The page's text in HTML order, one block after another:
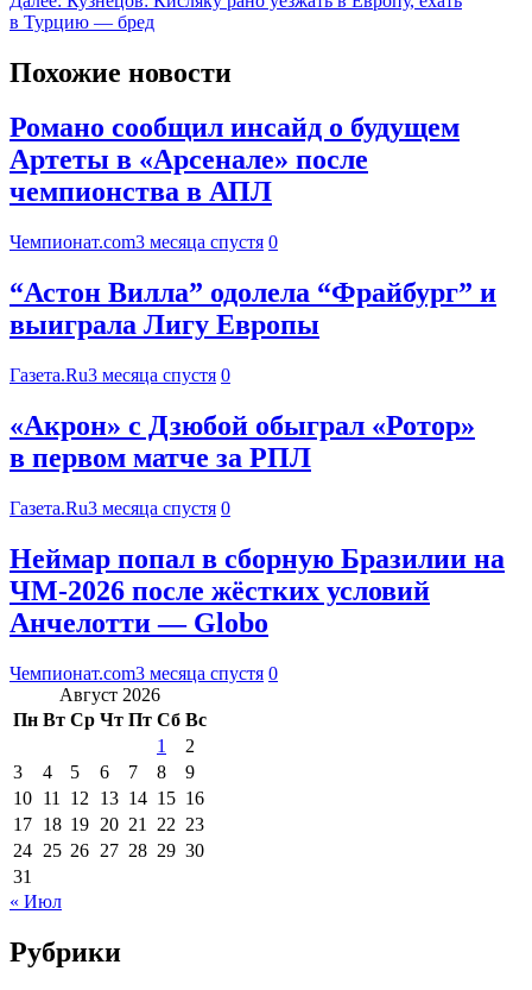
в Турцию — бред
Похожие новости
Романо сообщил инсайд о будущем
Артеты в «Арсенале» после
чемпионства в АПЛ
Чемпионат.com3 месяца спустя 0
“Астон Вилла” одолела “Фрайбург” и
выиграла Лигу Европы
Газета.Ru3 месяца спустя 0
«Акрон» с Дзюбой обыграл «Ротор»
в первом матче за РПЛ
Газета.Ru3 месяца спустя 0
Неймар попал в сборную Бразилии на
ЧМ‑2026 после жёстких условий
Анчелотти — Globo
Чемпионат.com3 месяца спустя 0
Август 2026
Пн Вт Ср Чт Пт Сб Вс
1
2
3
4 5 6 7 8
9
10 11 12 13 14 15 16
17 18 19 20 21 22 23
24 25 26 27 28 29 30
31
« Июл
Рубрики